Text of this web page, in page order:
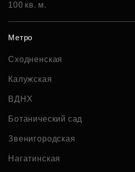
100 кв. м.
Метро
Сходненская
Калужская
ВДНХ
Ботанический сад
Звенигородская
Нагатинская